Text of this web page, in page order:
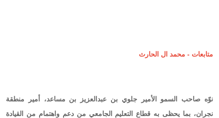
متابعات - محمد ال الحارث
نوّه صاحب السمو الأمير جلوي بن عبدالعزيز بن مساعد، أمير منطقة
نجران، بما يحظى به قطاع التعليم الجامعي من دعم واهتمام من القيادة